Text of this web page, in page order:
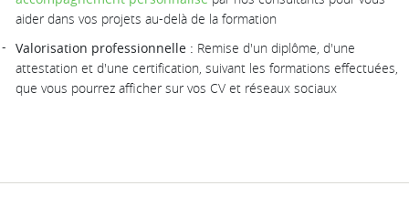
aider dans vos projets au-delà de la formation
Valorisation professionnelle : Remise d'un diplôme, d'une
attestation et d'une certification, suivant les formations effectuées,
que vous pourrez afficher sur vos CV et réseaux sociaux